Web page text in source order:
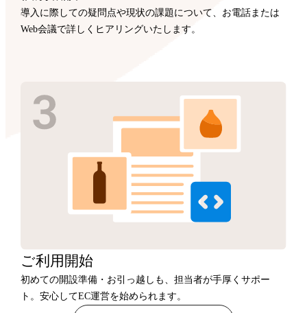
導入に際しての疑問点や現状の課題について、お電話または
Web会議で詳しくヒアリングいたします。
ご利用開始
初めての開設準備・お引っ越しも、担当者が手厚くサポー
ト。安心してEC運営を始められます。